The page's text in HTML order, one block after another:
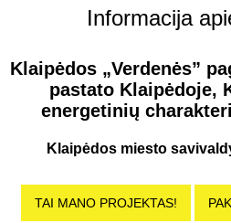
Informacija
Klaipėdos „Verdenės”
pastato Klaipėdoje,
energetinių
Klaipėdos miesto
TAI MANO PROJEKTAS!